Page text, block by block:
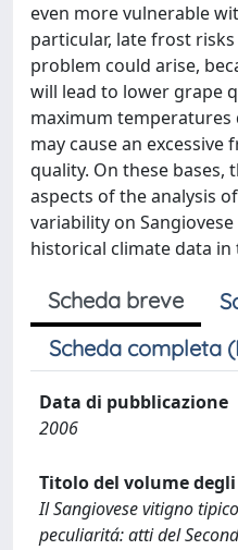
even more vulnerable
particular, late frost
problem could arise,
will lead to lower grape
maximum
may cause an
quality. On these bases,
aspects of the analysis
variability on
historical climate data
Scheda breve
Scheda completa
Data di pubblicazione
2006
Titolo del volume
Il Sangiovese vitigno
peculiaritá: atti del